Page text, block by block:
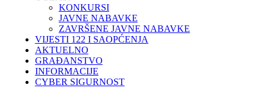
KONKURSI
JAVNE NABAVKE
ZAVRŠENE JAVNE NABAVKE
VIJESTI 122 I SAOPĆENJA
AKTUELNO
GRAĐANSTVO
INFORMACIJE
CYBER SIGURNOST